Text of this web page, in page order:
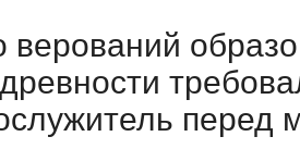
верований
перед